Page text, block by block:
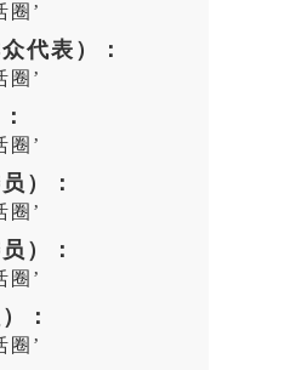
圈’
代表）：
圈’
圈’
）：
圈’
）：
圈’
：
圈’